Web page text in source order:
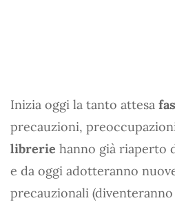
Inizia oggi la tanto attesa
precauzioni,
librerie hanno già riaperto
e da oggi adotteranno
precauzionali